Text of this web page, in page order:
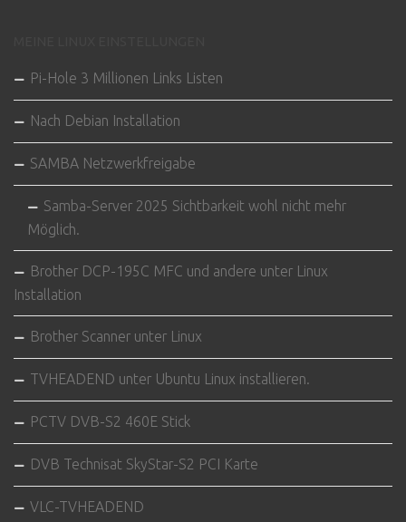
Pi-Hole 3 Millionen Links Listen
Nach Debian Installation
SAMBA Netzwerkfreigabe
Samba-Server 2025 Sichtbarkeit wohl nicht mehr
Möglich.
Brother DCP-195C MFC und andere unter Linux
Installation
Brother Scanner unter Linux
TVHEADEND unter Ubuntu Linux installieren.
PCTV DVB-S2 460E Stick
DVB Technisat SkyStar-S2 PCI Karte
VLC-TVHEADEND